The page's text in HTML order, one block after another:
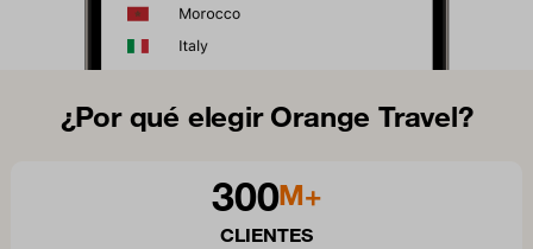
¿Por qué elegir Orange Travel?
300M+
CLIENTES